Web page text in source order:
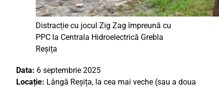
Distracție cu jocul Zig Zag împreună cu
PPC la Centrala Hidroelectrică Grebla
Reșița
Data: 6 septembrie 2025
Locație: Lângă Reșița, la cea mai veche (sau a doua